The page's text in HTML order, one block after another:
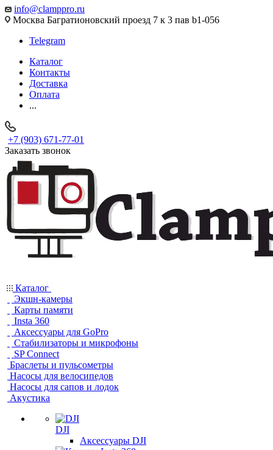
info@clamppro.ru
Москва Багратионовский проезд 7 к 3 пав b1-056
Telegram
Каталог
Контакты
Доставка
Оплата
...
+7 (903) 671-77-01
Заказать звонок
Каталог
Экшн-камеры
Карты памяти
Insta 360
Аксессуары для GoPro
Стабилизаторы и микрофоны
SP Connect
Браслеты и пульсометры
Насосы для велосипедов
Насосы для сапов и лодок
Акустика
DJI
Аксессуары DJI